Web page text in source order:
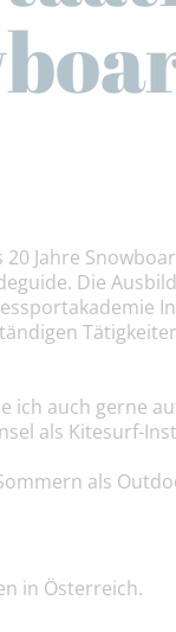
Jahre
Die
ich auch gerne
als Kitesurf-
als
in Österreich.